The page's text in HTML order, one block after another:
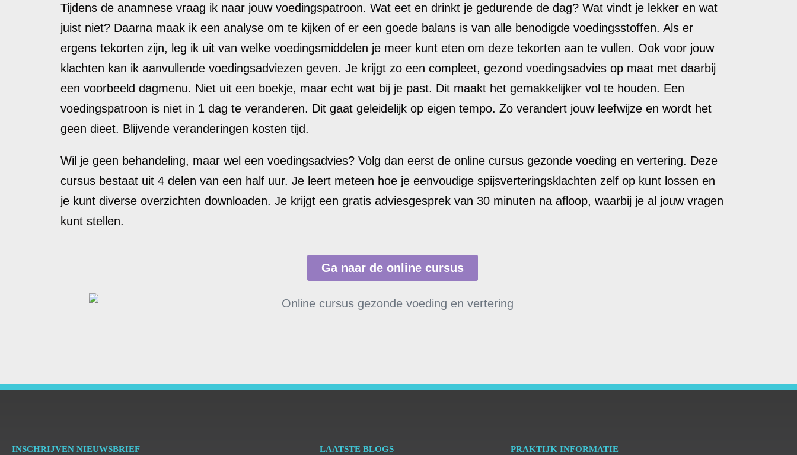
Tijdens de anamnese vraag ik naar jouw voedingspatroon. Wat eet en drinkt je gedurende de dag? Wat vindt je lekker en wat
juist niet? Daarna maak ik een analyse om te kijken of er een goede balans is van alle benodigde voedingsstoffen. Als er
ergens tekorten zijn, leg ik uit van welke voedingsmiddelen je meer kunt eten om deze tekorten aan te vullen. Ook voor jouw
klachten kan ik aanvullende voedingsadviezen geven. Je krijgt zo een compleet, gezond voedingsadvies op maat met daarbij
een voorbeeld dagmenu. Niet uit een boekje, maar echt wat bij je past. Dit maakt het gemakkelijker vol te houden. Een
voedingspatroon is niet in 1 dag te veranderen. Dit gaat geleidelijk op eigen tempo. Zo verandert jouw leefwijze en wordt het
geen dieet. Blijvende veranderingen kosten tijd.
Wil je geen behandeling, maar wel een voedingsadvies? Volg dan eerst de online cursus gezonde voeding en vertering. Deze
cursus bestaat uit 4 delen van een half uur. Je leert meteen hoe je eenvoudige spijsverteringsklachten zelf op kunt lossen en
je kunt diverse overzichten downloaden. Je krijgt een gratis adviesgesprek van 30 minuten na afloop, waarbij je al jouw vragen
kunt stellen.
Ga naar de online cursus
INSCHRIJVEN NIEUWSBRIEF LAATSTE BLOGS PRAKTIJK INFORMATIE